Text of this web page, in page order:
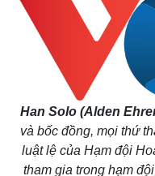
Han Solo (Alden
và bốc đồng, mọi thứ
luật lệ của Hạm đội
tham gia trong hạm